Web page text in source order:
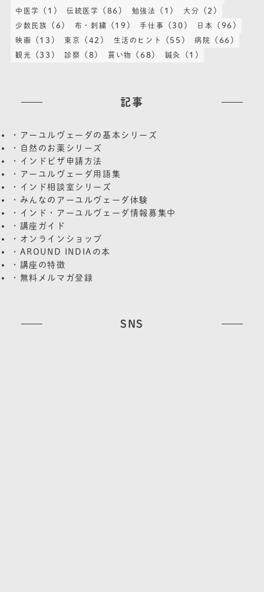
中医学 (1) 伝統医学 (86) 勉強法 (1) 大分 (2)
少数民族 (6) 布・刺繍 (19) 手仕事 (30) 日本 (96)
映画 (13) 東京 (42) 生活のヒント (55) 病院 (66)
観光 (33) 診察 (8) 買い物 (68) 鍼灸 (1)
記事
・アーユルヴェーダの基本シリーズ
・自然のお薬シリーズ
・インドビザ申請方法
・アーユルヴェーダ用語集
・インド相談室シリーズ
・みんなのアーユルヴェーダ体験
・インド・アーユルヴェーダ情報募集中
・講座ガイド
・オンラインショップ
・AROUND INDIAの本
・講座の特徴
・無料メルマガ登録
SNS